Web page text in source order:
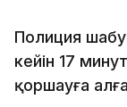
Полиция
кейін 17
қоршауға